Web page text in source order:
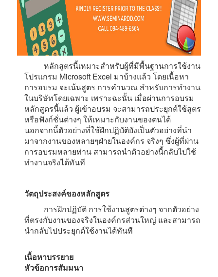
หลักสูตรนี้เหมาะสำหรับผู้ที่มีพื้นฐานการใช้งาน
โปรแกรม Microsoft Excel มาบ้างแล้ว โดยเนื้อหา
การอบรม จะเน้นสูตร การคำนวณ สำหรับการทำงาน
ในบริษัทโดยเฉพาะ เพราะฉะนั้น เมื่อผ่านการอบรม
หลักสูตรนี้แล้ว ผู้เข้าอบรม จะสามารถประยุกต์ใช้สูตร
หรือฟังก์ชั่นต่างๆ ให้เหมาะกับงานของตนได้
นอกจากนี้ตัวอย่างที่ใช้ฝึกปฏิบัติยังเป็นตัวอย่างที่นำ
มาจากงานของหลายๆฝ่ายในองค์กร จริงๆ ซึ่งผู้ที่ผ่าน
การอบรมหลายท่าน สามารถนำตัวอย่างนี้กลับไปใช้
ทำงานจริงได้ทันที
วัตถุประสงค์ของหลักสูตร
การฝึกปฏิบัติ การใช้งานสูตรต่างๆ จากตัวอย่าง
ที่ตรงกับงานของจริงในองค์กรส่วนใหญ่ และสามารถ
นำกลับไปประยุกต์ใช้งานได้ทันที
เนื้อหาบรรยาย
หัวข้อการสัมมนา